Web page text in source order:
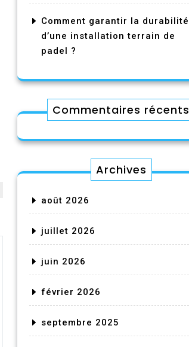
Comment garantir la durabilité
d’une installation terrain de
padel ?
Commentaires récents
Archives
août 2026
juillet 2026
juin 2026
février 2026
septembre 2025